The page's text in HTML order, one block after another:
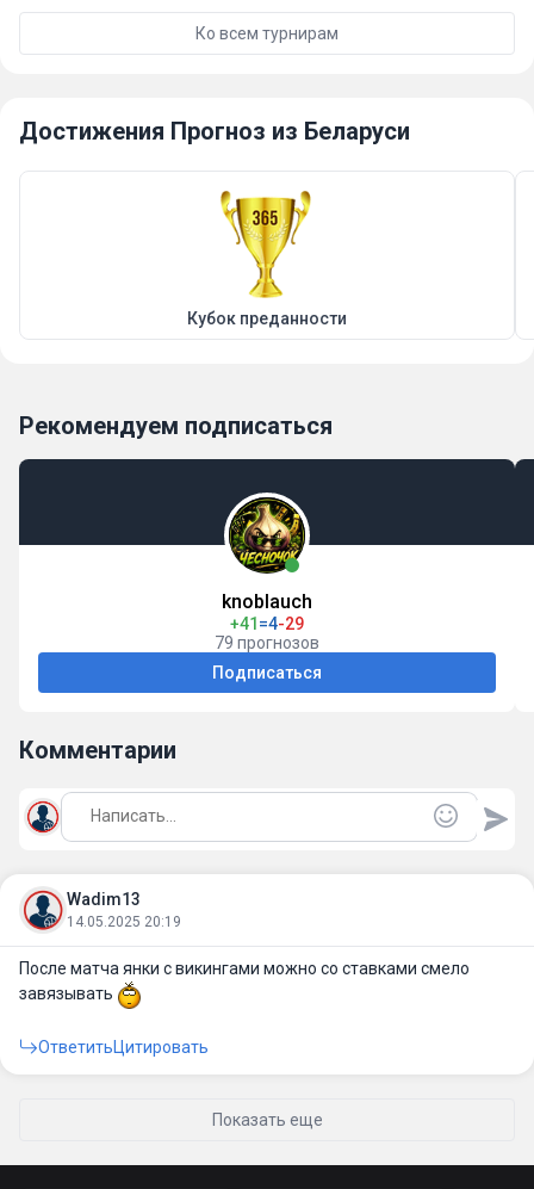
Ко всем турнирам
Достижения Прогноз из Беларуси
Кубок преданности
Рекомендуем подписаться
knoblauch
+41 =4-29
79 прогнозов
Подписаться
Комментарии
Wadim13
14.05.2025 20:19
После матча янки с викингами можно со ставками смело
завязывать
ОтветитьЦитировать
Показать еще